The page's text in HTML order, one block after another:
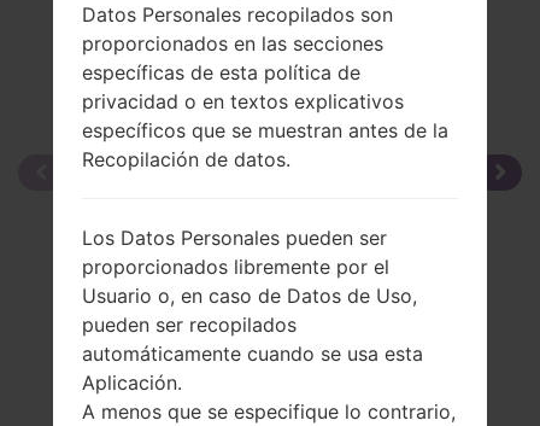
Datos Personales recopilados son
proporcionados en las secciones
específicas de esta política de
privacidad o en textos explicativos
específicos que se muestran antes de la
Recopilación de datos.
Los Datos Personales pueden ser
proporcionados libremente por el
Usuario o, en caso de Datos de Uso,
pueden ser recopilados
automáticamente cuando se usa esta
Aplicación.
A menos que se especifique lo contrario,